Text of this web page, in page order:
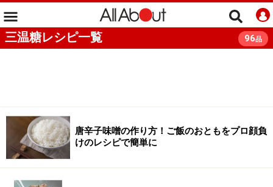
三温糖レシピ一覧 96品
唐辛子味噌の作り方！ご飯のおともをプロ顔負
けのレシピで簡単に